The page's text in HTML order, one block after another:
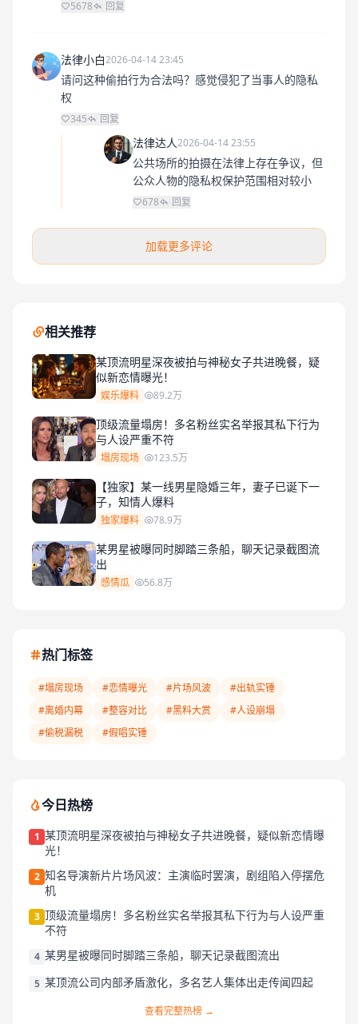
5678 回复
法律小白2026-04-14 23:45
请问这种偷拍行为合法吗？感觉侵犯了当事人的隐私
权
345 回复
法律达人2026-04-14 23:55
公共场所的拍摄在法律上存在争议，但
公众人物的隐私权保护范围相对较小
678 回复
加载更多评论
相关推荐
某顶流明星深夜被拍与神秘女子共进晚餐，疑
似新恋情曝光！
娱乐爆料 89.2万
顶级流量塌房！多名粉丝实名举报其私下行为
与人设严重不符
塌房现场 123.5万
【独家】某一线男星隐婚三年，妻子已诞下一
子，知情人爆料
独家爆料 78.9万
某男星被曝同时脚踏三条船，聊天记录截图流
出
感情瓜 56.8万
热门标签
#塌房现场 #恋情曝光 #片场风波
#出轨实锤
#离婚内幕
#整容对比 #黑料大赏
#人设崩塌
#偷税漏税
#假唱实锤
今日热榜
1 某顶流明星深夜被拍与神秘女子共进晚餐，疑似新恋情曝
光！
2 知名导演新片片场风波：主演临时罢演，剧组陷入停摆危
机
3 顶级流量塌房！多名粉丝实名举报其私下行为与人设严重
不符
4 某男星被曝同时脚踏三条船，聊天记录截图流出
5 某顶流公司内部矛盾激化，多名艺人集体出走传闻四起
查看完整热榜 →